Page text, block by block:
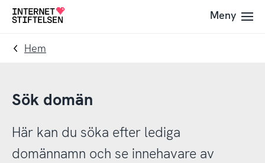
Till
navigering
Till
innehåll
Till
Meny
Hem
Sök domän
Här kan du söka efter lediga
domännamn och se innehavare av